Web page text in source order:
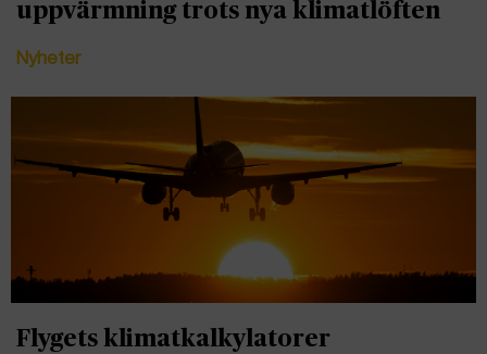
uppvärmning trots nya klimatlöften
Nyheter
Flygets klimatkalkylatorer